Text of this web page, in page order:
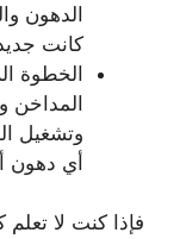
الدهون
كانت
الخطوة
المداخن
وتشغيل
أي دهون
فإذا كنت لا